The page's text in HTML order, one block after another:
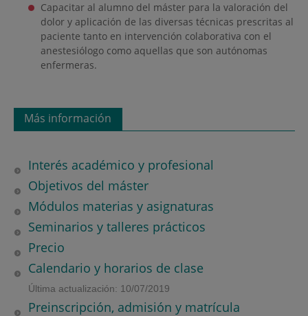
Capacitar al alumno del máster para la valoración del
dolor y aplicación de las diversas técnicas prescritas al
paciente tanto en intervención colaborativa con el
anestesiólogo como aquellas que son autónomas
enfermeras.
Más información
Interés académico y profesional
Objetivos del máster
Módulos materias y asignaturas
Seminarios y talleres prácticos
Precio
Calendario y horarios de clase
Última actualización: 10/07/2019
Preinscripción, admisión y matrícula